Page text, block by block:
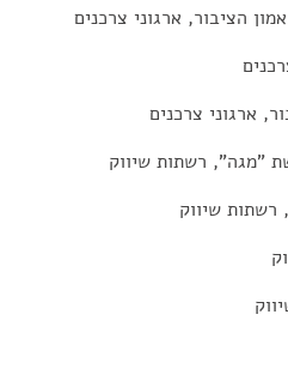
הציבור, ארגוני צרכנים
ארגוני צרכנים
"מגה", רשתות שיווק
רשתות שיווק